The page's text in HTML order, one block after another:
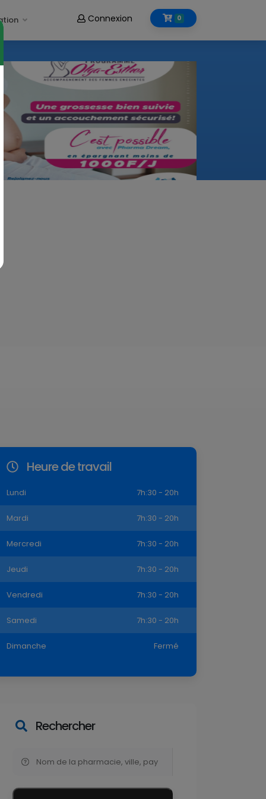
0
Connexion
Heure de travail
Lundi 7h:30 - 20h
Mardi 7h:30 - 20h
Mercredi 7h:30 - 20h
Jeudi 7h:30 - 20h
Vendredi 7h:30 - 20h
Samedi 7h:30 - 20h
Dimanche Fermé
Rechercher